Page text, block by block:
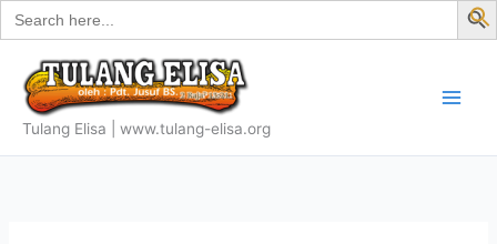
Search
for:
Skip
to
content
Tulang Elisa | www.tulang-elisa.org